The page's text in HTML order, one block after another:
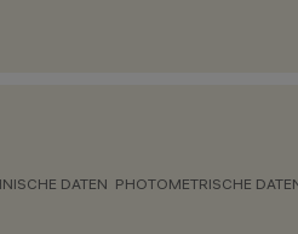
DATEN PHOTOMETRISCHE